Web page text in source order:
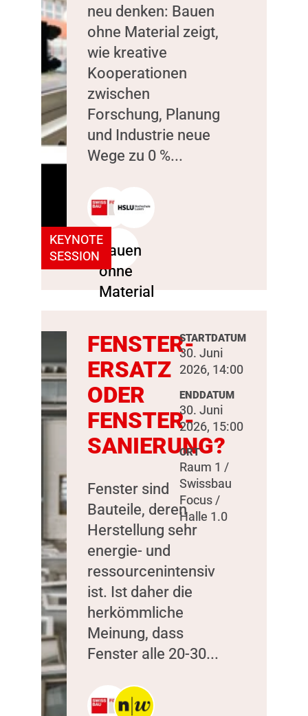
KEYNOTE
SESSION
neu denken: Bauen
ohne Material zeigt,
wie kreative
Kooperationen
zwischen
Forschung, Planung
und Industrie neue
Wege zu 0 %...
FENSTER-
ERSATZ
ODER
FENSTER-
SANIERUNG?
Fenster sind
Bauteile, deren
Herstellung sehr
energie- und
ressourcenintensiv
ist. Ist daher die
herkömmliche
Meinung, dass
Fenster alle 20-30...
STARTDATUM
30. Juni
2026, 14:00
ENDDATUM
30. Juni
2026, 15:00
ORT
Raum 1 /
Swissbau
Focus /
Halle 1.0